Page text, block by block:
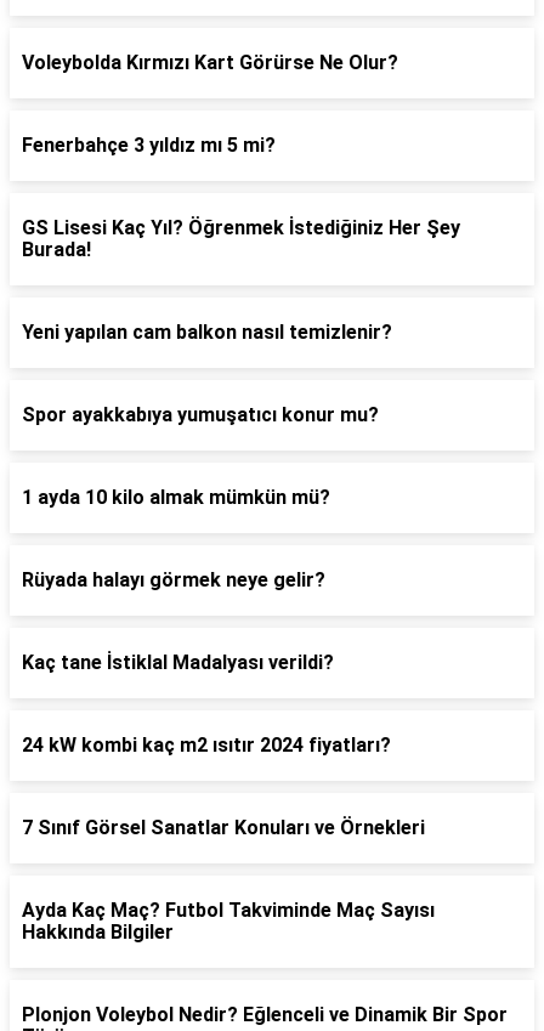
Voleybolda Kırmızı Kart Görürse Ne Olur?
Fenerbahçe 3 yıldız mı 5 mi?
GS Lisesi Kaç Yıl? Öğrenmek İstediğiniz Her Şey
Burada!
Yeni yapılan cam balkon nasıl temizlenir?
Spor ayakkabıya yumuşatıcı konur mu?
1 ayda 10 kilo almak mümkün mü?
Rüyada halayı görmek neye gelir?
Kaç tane İstiklal Madalyası verildi?
24 kW kombi kaç m2 ısıtır 2024 fiyatları?
7 Sınıf Görsel Sanatlar Konuları ve Örnekleri
Ayda Kaç Maç? Futbol Takviminde Maç Sayısı
Hakkında Bilgiler
Plonjon Voleybol Nedir? Eğlenceli ve Dinamik Bir Spor